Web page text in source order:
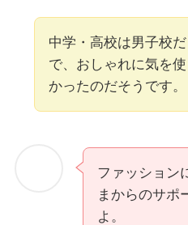
中学・高校は男子校だ
で、おしゃれに気を
かったのだそうです。
ファッション
まからのサポ
よ。